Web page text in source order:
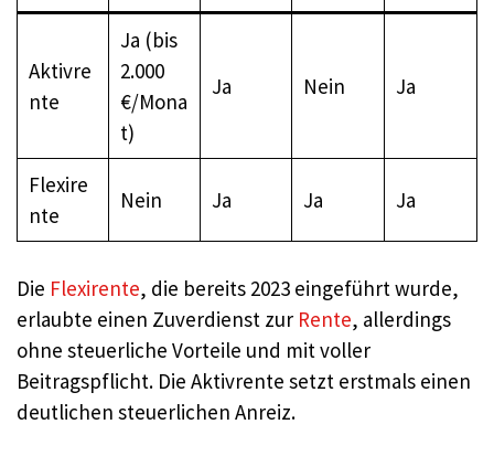
Aktivre
nte
Ja (bis
2.000
€/Mona
t)
Ja Nein Ja
Flexire
nte
Nein Ja Ja Ja
Die Flexirente, die bereits 2023 eingeführt wurde,
erlaubte einen Zuverdienst zur Rente, allerdings
ohne steuerliche Vorteile und mit voller
Beitragspflicht. Die Aktivrente setzt erstmals einen
deutlichen steuerlichen Anreiz.